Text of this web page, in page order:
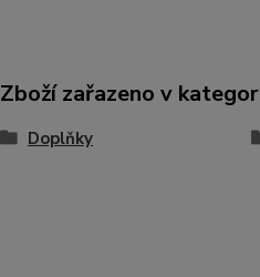
Zboží zařazeno v
Doplňky